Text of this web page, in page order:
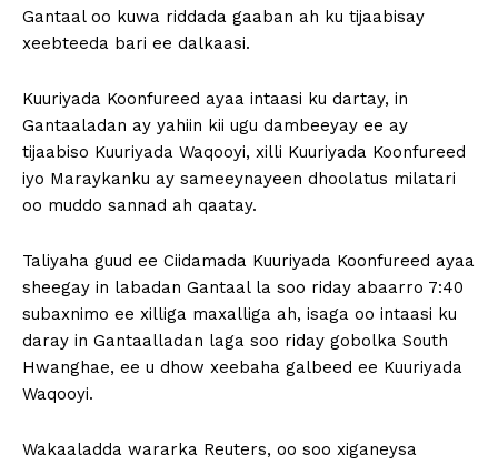
Gantaal oo kuwa riddada gaaban ah ku tijaabisay
xeebteeda bari ee dalkaasi.
Kuuriyada Koonfureed ayaa intaasi ku dartay, in
Gantaaladan ay yahiin kii ugu dambeeyay ee ay
tijaabiso Kuuriyada Waqooyi, xilli Kuuriyada Koonfureed
iyo Maraykanku ay sameeynayeen dhoolatus milatari
oo muddo sannad ah qaatay.
Taliyaha guud ee Ciidamada Kuuriyada Koonfureed ayaa
sheegay in labadan Gantaal la soo riday abaarro 7:40
subaxnimo ee xilliga maxalliga ah, isaga oo intaasi ku
daray in Gantaalladan laga soo riday gobolka South
Hwanghae, ee u dhow xeebaha galbeed ee Kuuriyada
Waqooyi.
Wakaaladda wararka Reuters, oo soo xiganeysa